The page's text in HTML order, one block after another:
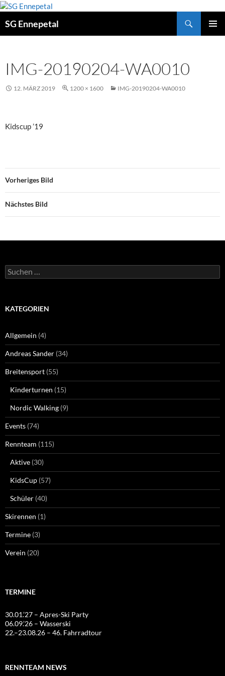
Zum
springen
SG Ennepetal
IMG-20190204-WA0010
12. MÄRZ 2019 1200 × 1600 IMG-20190204-WA0010
Kidscup ’19
Vorheriges Bild
Nächstes Bild
Suchen
nach:
KATEGORIEN
Allgemein (4)
Andreas Sander (34)
Breitensport (55)
Kinderturnen (15)
Nordic Walking (9)
Events (74)
Rennteam (115)
Aktive (30)
KidsCup (57)
Schüler (40)
Skirennen (1)
Termine (3)
Verein (20)
TERMINE
30.01.’27 – Apres-Ski Party
06.09.’26 – Wasserski
22.–23.08.26 – 46. Fahrradtour
RENNTEAM NEWS